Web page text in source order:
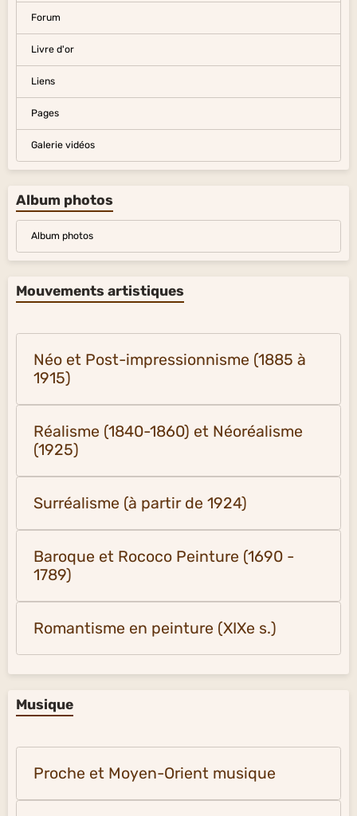
Forum
Livre d'or
Liens
Pages
Galerie vidéos
Album photos
Album photos
Mouvements artistiques
Néo et Post-impressionnisme (1885 à
1915)
Réalisme (1840-1860) et Néoréalisme
(1925)
Surréalisme (à partir de 1924)
Baroque et Rococo Peinture (1690 -
1789)
Romantisme en peinture (XIXe s.)
Musique
Proche et Moyen-Orient musique